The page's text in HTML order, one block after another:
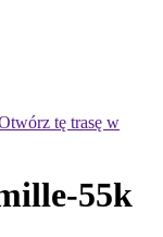
tę trasę w
55k